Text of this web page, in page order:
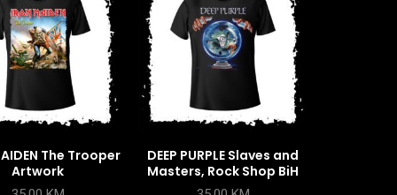
The Trooper
Artwork
DEEP PURPLE Slaves and
Masters, Rock Shop BiH